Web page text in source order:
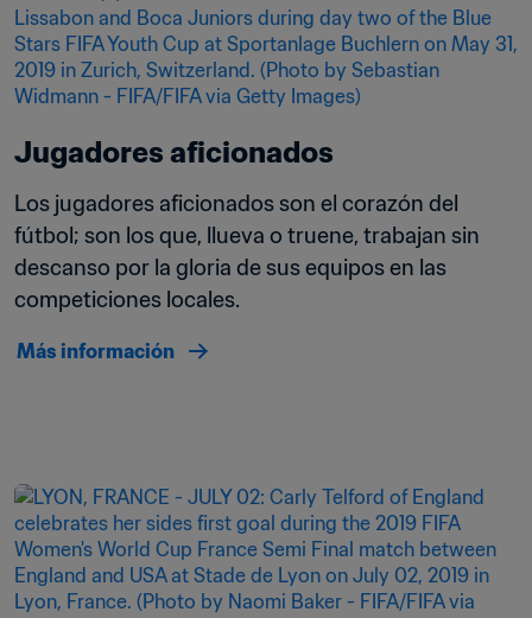
Jugadores aficionados
Los jugadores aficionados son el corazón del
fútbol; son los que, llueva o truene, trabajan sin
descanso por la gloria de sus equipos en las
competiciones locales.
Más información